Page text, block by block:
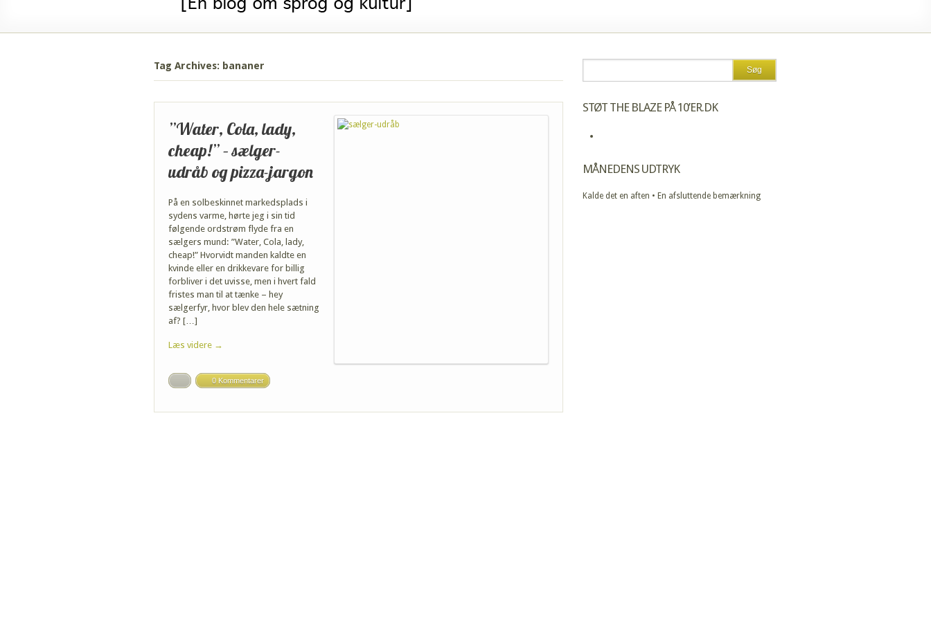
Tag Archives: bananer
”Water, Cola, lady,
cheap!” – sælger-
udråb og pizza-jargon
På en solbeskinnet markedsplads i
sydens varme, hørte jeg i sin tid
følgende ordstrøm flyde fra en
sælgers mund: ”Water, Cola, lady,
cheap!” Hvorvidt manden kaldte en
kvinde eller en drikkevare for billig
forbliver i det uvisse, men i hvert fald
fristes man til at tænke – hey
sælgerfyr, hvor blev den hele sætning
af? […]
Læs videre →
0 Kommentarer
STØT THE BLAZE PÅ 10’ER.DK
MÅNEDENS UDTRYK
Kalde det en aften • En afsluttende bemærkning